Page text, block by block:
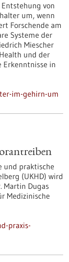
von
um, wenn
Forschende am
Systeme der
Miescher
und der
Erkenntnisse in
im-gehirn-um
und praktische
(UKHD) wird
Martin Dugas
Medizinische
praxis-